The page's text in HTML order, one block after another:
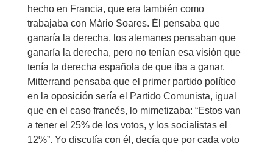
hecho en Francia, que era también como
trabajaba con Màrio Soares. Él pensaba que
ganaría la derecha, los alemanes pensaban que
ganaría la derecha, pero no tenían esa visión que
tenía la derecha española de que iba a ganar.
Mitterrand pensaba que el primer partido político
en la oposición sería el Partido Comunista, igual
que en el caso francés, lo mimetizaba: “Estos van
a tener el 25% de los votos, y los socialistas el
12%”. Yo discutía con él, decía que por cada voto